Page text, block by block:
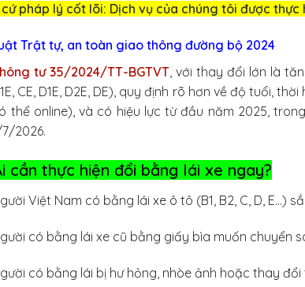
cứ pháp lý cốt lõi: Dịch vụ của chúng tôi được
Trật tự, an toàn giao thông đường bộ 2024
tư 35/2024/TT-BGTVT, với thay đổi lớn là
CE, D1E, D2E, DE), quy định rõ hơn về độ tuổi,
thể online), và có hiệu lực từ đầu năm 2025,
2026.
cần thực hiện đổi bằng lái xe ngay?
Việt Nam có bằng lái xe ô tô (B1, B2, C, D, E…)
có bằng lái xe cũ bằng giấy bìa muốn chuyển
có bằng lái bị hư hỏng, nhòe ảnh hoặc thay đổi